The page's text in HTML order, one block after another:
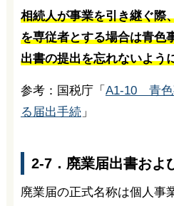
相続人が事業を引き継ぐ際
を専従者とする場合は青色
出書の提出を忘れないよう
参考：国税庁「 A1-10 青色
る届出手続」
2-7．廃業届出書およ
廃業届の正式名称は個人事